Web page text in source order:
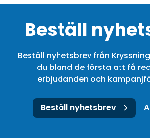
Beställ
Beställ nyhetsbrev från
du bland de första att få
erbjudanden och
Beställ nyhetsbrev